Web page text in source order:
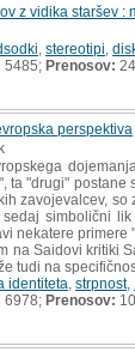
z vidika staršev :
stereotipi
5485; Prenosov:
perspektiva
ta "drugi"
zavojevalcev,
simbolični
nekatere
na Saidovi kritiki
tudi na
identiteta strpnost,
6978; Prenosov: